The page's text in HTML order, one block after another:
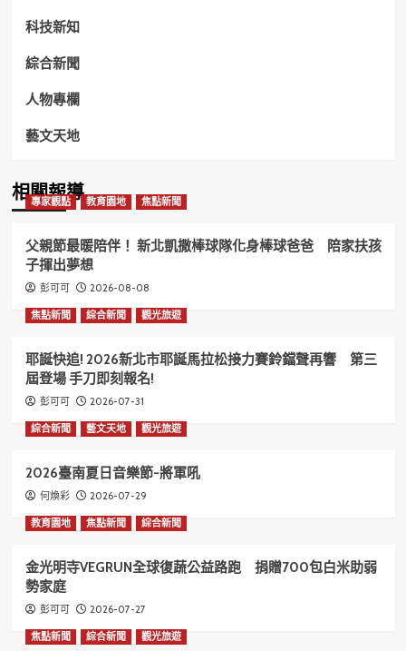
科技新知
綜合新聞
人物專欄
藝文天地
相關報導
專家觀點 教育園地 焦點新聞
父親節最暖陪伴！ 新北凱撒棒球隊化身棒球爸爸 陪家扶孩
子揮出夢想
彭可可 2026-08-08
焦點新聞 綜合新聞 觀光旅遊
耶誕快追! 2026新北市耶誕馬拉松接力賽鈴鐺聲再響 第三
屆登場 手刀即刻報名!
彭可可 2026-07-31
綜合新聞 藝文天地 觀光旅遊
2026臺南夏日音樂節-將軍吼
何煥彩 2026-07-29
教育園地 焦點新聞 綜合新聞
金光明寺VEGRUN全球復蔬公益路跑 捐贈700包白米助弱
勢家庭
彭可可 2026-07-27
焦點新聞 綜合新聞 觀光旅遊